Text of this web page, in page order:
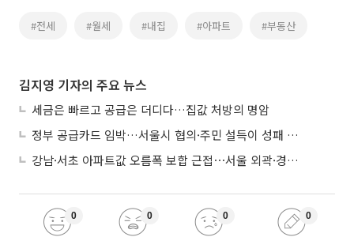
#전세 #월세 #내집 #아파트 #부동산
김지영 기자의 주요 뉴스
세금은 빠르고 공급은 더디다…집값 처방의 명암
정부 공급카드 임박…서울시 협의·주민 설득이 성패 가른다
강남·서초 아파트값 오름폭 보합 근접⋯서울 외곽·경기 남부 중심 매수세
0 0 0 0